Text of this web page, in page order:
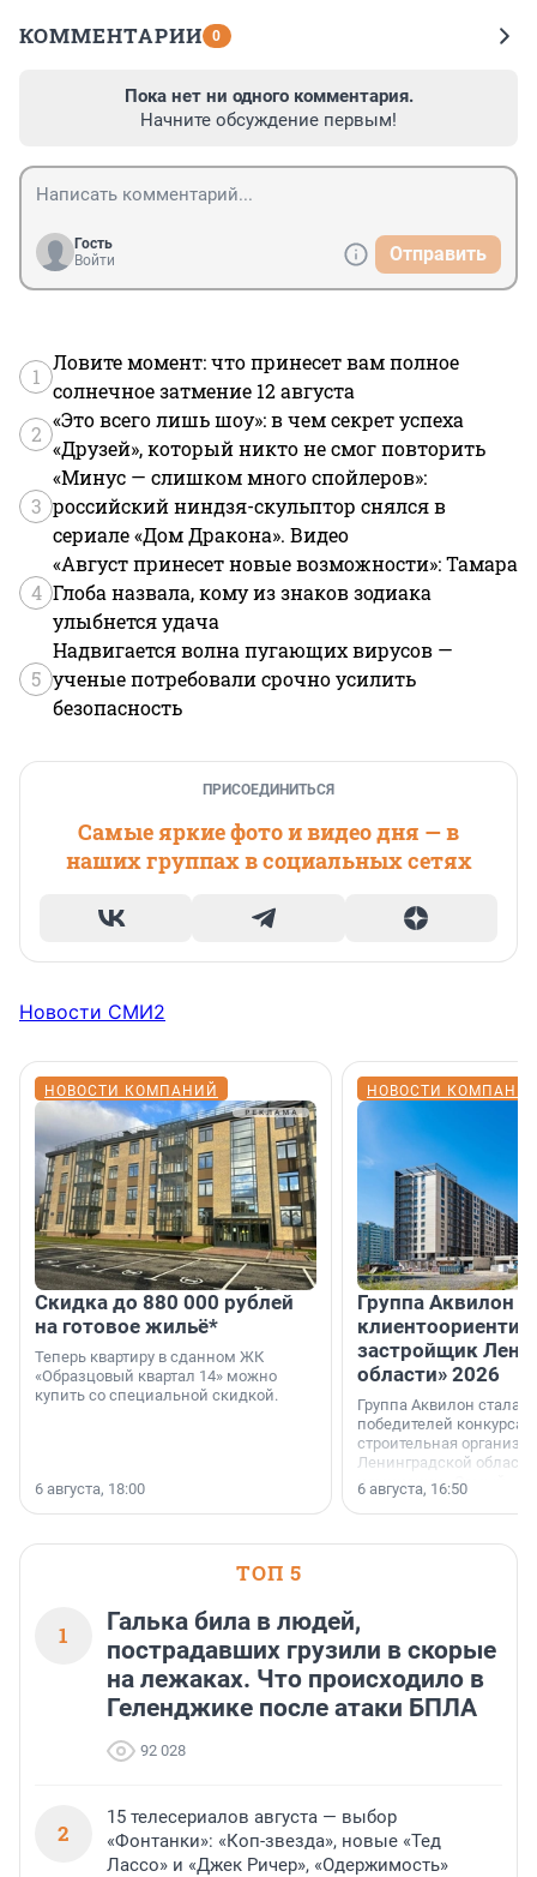
КОММЕНТАРИИ 0
Пока нет ни одного комментария.
Начните обсуждение первым!
Гость
Войти
Отправить
1
Ловите момент: что принесет вам полное
солнечное затмение 12 августа
2
«Это всего лишь шоу»: в чем секрет успеха
«Друзей», который никто не смог повторить
3
«Минус — слишком много спойлеров»:
российский ниндзя-скульптор снялся в
сериале «Дом Дракона». Видео
4
«Август принесет новые возможности»: Тамара
Глоба назвала, кому из знаков зодиака
улыбнется удача
5
Надвигается волна пугающих вирусов —
ученые потребовали срочно усилить
безопасность
ПРИСОЕДИНИТЬСЯ
Самые яркие фото и видео дня — в
наших группах в социальных сетях
Новости СМИ2
НОВОСТИ КОМПАНИЙ
Скидка до 880 000 рублей
на готовое жильё*
Теперь квартиру в сданном ЖК
«Образцовый квартал 14» можно
купить со специальной скидкой.
6 августа, 18:00
НОВОСТИ
Группа Аквилон
застройщик
области» 2026
Группа Аквилон стала
победителей конкурса
строительная
Ленинградской области
номинации «Самый
застройщик
6 августа, 16:50
ТОП 5
1
Галька била в людей,
пострадавших грузили в скорые
на лежаках. Что происходило в
Геленджике после атаки БПЛА
92 028
2
15 телесериалов августа — выбор
«Фонтанки»: «Коп-звезда», новые «Тед
Лассо» и «Джек Ричер», «Одержимость»